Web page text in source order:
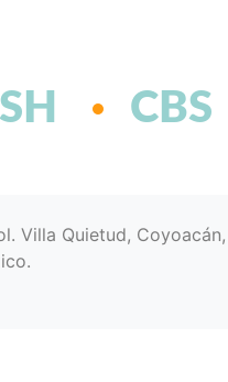
CBS
Villa Quietud, Coyoacán,